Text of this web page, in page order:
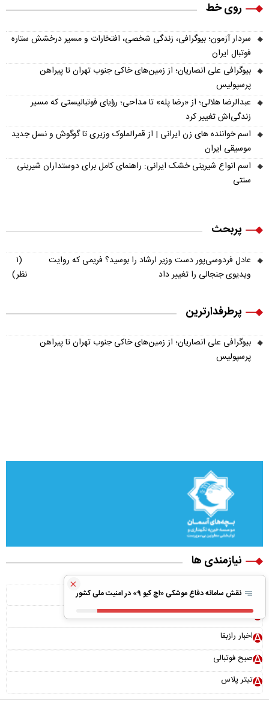
روی خط
سردار آزمون؛ بیوگرافی، زندگی شخصی، افتخارات و مسیر درخشش ستاره
فوتبال ایران
بیوگرافی علی انصاریان؛ از زمین‌های خاکی جنوب تهران تا پیراهن
پرسپولیس
عبدالرضا هلالی؛ از «رضا پله» تا مداحی؛ رؤیای فوتبالیستی که مسیر
زندگی‌اش تغییر کرد
اسم خواننده های زن ایرانی | از قمرالملوک وزیری تا گوگوش و نسل جدید
موسیقی ایران
اسم انواع شیرینی خشک ایرانی: راهنمای کامل برای دوستداران شیرینی
سنتی
پربحث
عادل فردوسی‌پور دست وزیر ارشاد را بوسید؟ فریمی که روایت
ویدیوی جنجالی را تغییر داد
(۱
نظر)
پرطرفدارترین
بیوگرافی علی انصاریان؛ از زمین‌های خاکی جنوب تهران تا پیراهن
پرسپولیس
نیازمندی ها
ویلا پیش ساخته
بونوس رایگان
اخبار رازبقا
صبح فوتبالی
تیتر پلاس
×
نقش سامانه دفاع موشکی «اچ کیو ۹» در امنیت ملی کشور